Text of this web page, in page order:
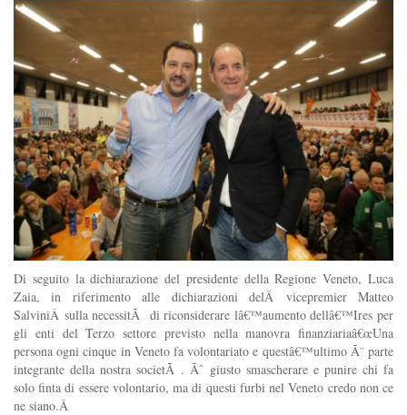
Di seguito la dichiarazione del presidente della Regione Veneto, Luca
Zaia, in riferimento alle dichiarazioni delÂ vicepremier Matteo
SalviniÂ sulla necessitÃ di riconsiderare lâ€™aumento dellâ€™Ires per
gli enti del Terzo settore previsto nella manovra finanziariaâ€œUna
persona ogni cinque in Veneto fa volontariato e questâ€™ultimo Ã¨ parte
integrante della nostra societÃ . Ãˆ giusto smascherare e punire chi fa
solo finta di essere volontario, ma di questi furbi nel Veneto credo non ce
ne siano.Â